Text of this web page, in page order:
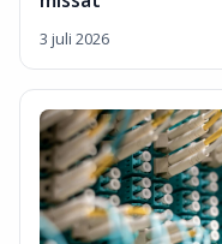
3 juli 2026